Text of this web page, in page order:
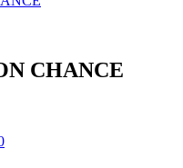
CHANCE